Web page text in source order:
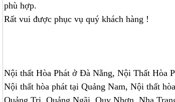
phù hợp.
Rất vui được phục vụ quý khách hàng !
Nội thất Hòa Phát ở Đà Nẵng, Nội Thất Hòa
Nội thất hòa phát tại Quảng Nam, Nội thất
Quảng Trị, Quảng Ngãi, Quy Nhơn, Nha